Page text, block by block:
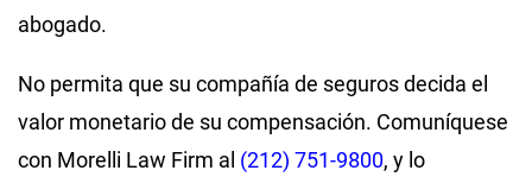
abogado.
No permita que su compañía de seguros decida el
valor monetario de su compensación. Comuníquese
con Morelli Law Firm al (212) 751-9800, y lo